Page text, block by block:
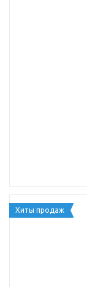
Хиты продаж